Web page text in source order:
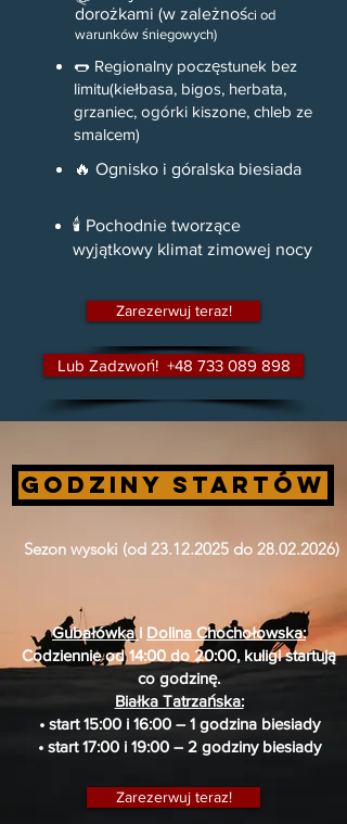
dorożkami (w zależności od
warunków śniegowych)
🌭 Regionalny poczęstunek bez
limitu(kiełbasa, bigos, herbata,
grzaniec, ogórki kiszone, chleb ze
smalcem)
🔥 Ognisko i góralska biesiada
🕯 Pochodnie tworzące
wyjątkowy klimat zimowej nocy
Zarezerwuj teraz!
Lub Zadzwoń! +48 733 089 898
Godziny startów
Sezon wysoki (od 23.12.2025 do 28.02.2026)
Gubałówka i Dolina Chochołowska:
Codziennie od 14:00 do 20:00, kuligi startują
co godzinę.
Białka Tatrzańska:
• start 15:00 i 16:00 – 1 godzina biesiady
• start 17:00 i 19:00 – 2 godziny biesiady
Zarezerwuj teraz!